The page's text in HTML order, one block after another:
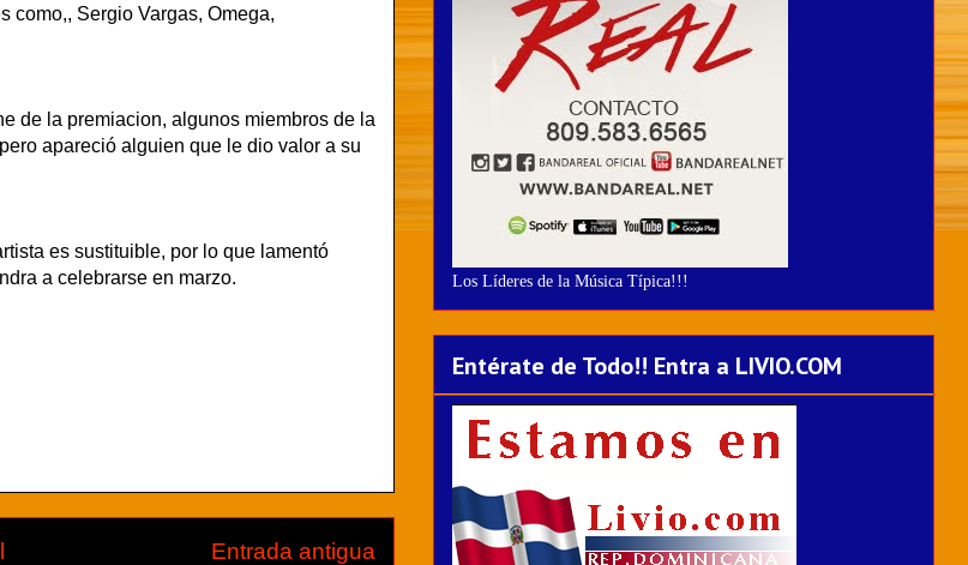
como,, Sergio Vargas, Omega,
de la premiacion, algunos miembros de la
apareció alguien que le dio valor a su
es sustituible, por lo que lamentó
a celebrarse en marzo.
Entrada antigua
Los Líderes de la Música Típica!!!
Entérate de Todo!! Entra a LIVIO.COM